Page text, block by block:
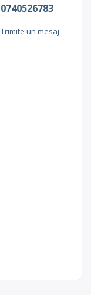
0740526783
Trimite un mesaj